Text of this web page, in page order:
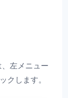
左メニュー
クします。